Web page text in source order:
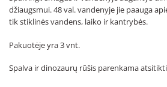
džiaugsmui. 48 val. vandenyje jie paauga
tik stiklinės vandens, laiko ir kantrybės.
Pakuotėje yra 3 vnt.
Spalva ir dinozaurų rūšis parenkama